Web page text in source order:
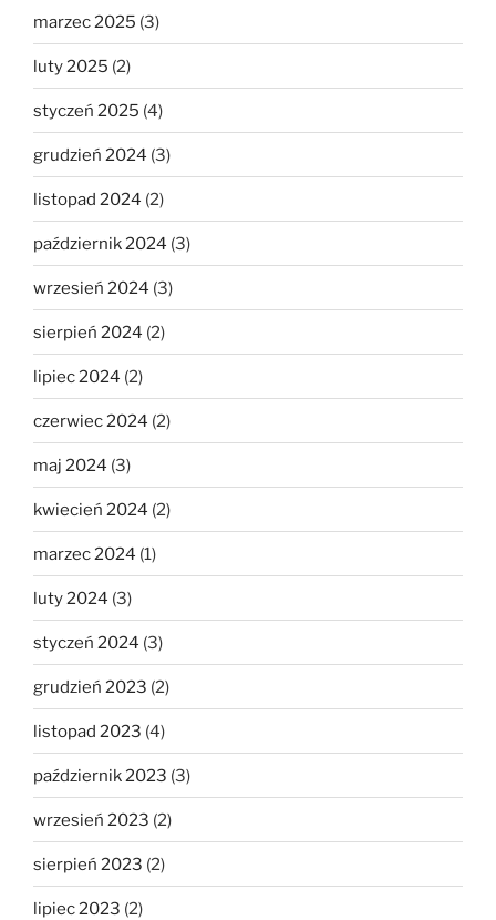
marzec 2025 (3)
luty 2025 (2)
styczeń 2025 (4)
grudzień 2024 (3)
listopad 2024 (2)
październik 2024 (3)
wrzesień 2024 (3)
sierpień 2024 (2)
lipiec 2024 (2)
czerwiec 2024 (2)
maj 2024 (3)
kwiecień 2024 (2)
marzec 2024 (1)
luty 2024 (3)
styczeń 2024 (3)
grudzień 2023 (2)
listopad 2023 (4)
październik 2023 (3)
wrzesień 2023 (2)
sierpień 2023 (2)
lipiec 2023 (2)